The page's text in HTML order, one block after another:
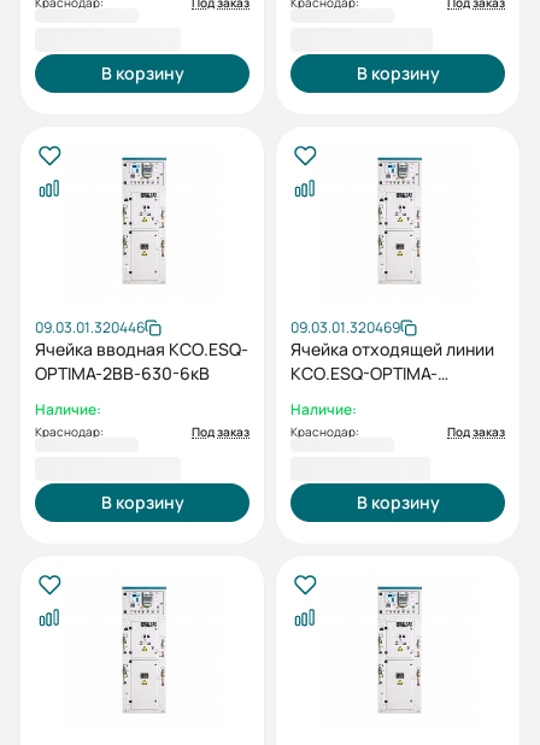
В корзину В корзину
09.03.01.320446
Ячейка вводная КСО.ESQ-
OPTIMA-2ВВ-630-6кВ
Наличие:
Краснодар: Под заказ
В корзину
09.03.01.320469
Ячейка отходящей линии
КСО.ESQ-OPTIMA-
Наличие:
Краснодар: Под заказ
В корзину